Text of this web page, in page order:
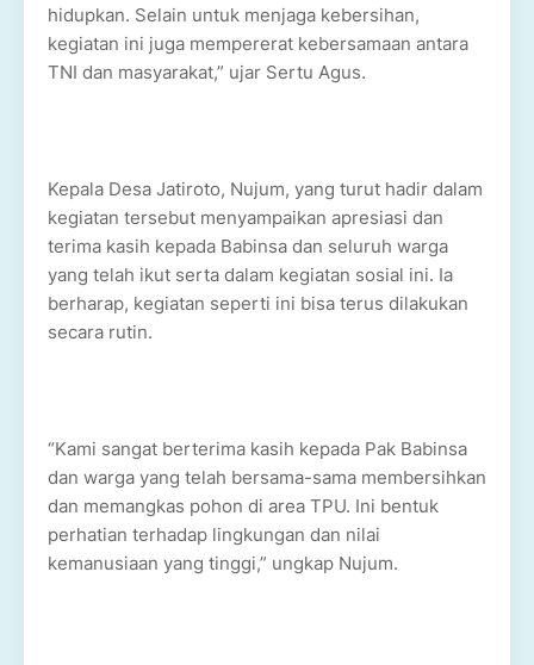
hidupkan. Selain untuk menjaga kebersihan,
kegiatan ini juga mempererat kebersamaan antara
TNI dan masyarakat,” ujar Sertu Agus.
Kepala Desa Jatiroto, Nujum, yang turut hadir dalam
kegiatan tersebut menyampaikan apresiasi dan
terima kasih kepada Babinsa dan seluruh warga
yang telah ikut serta dalam kegiatan sosial ini. Ia
berharap, kegiatan seperti ini bisa terus dilakukan
secara rutin.
“Kami sangat berterima kasih kepada Pak Babinsa
dan warga yang telah bersama-sama membersihkan
dan memangkas pohon di area TPU. Ini bentuk
perhatian terhadap lingkungan dan nilai
kemanusiaan yang tinggi,” ungkap Nujum.